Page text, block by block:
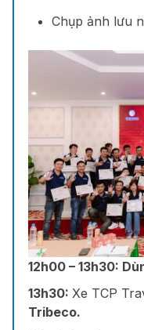
Chụp ảnh lưu
12h00 – 13h30:
13h30: Xe TCP
Tribeco.